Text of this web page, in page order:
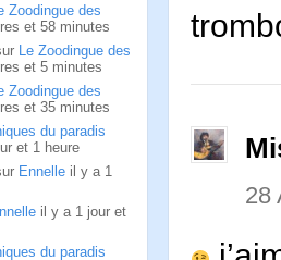
Zoodingue des
et 58 minutes
Le Zoodingue des
et 5 minutes
Zoodingue des
et 35 minutes
du paradis
et 1 heure
Ennelle il y a 1
il y a 1 jour et
du paradis
28